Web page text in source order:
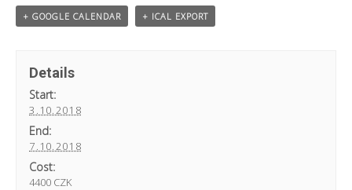
+ GOOGLE CALENDAR + ICAL EXPORT
Details
Start:
3.10.2018
End:
7.10.2018
Cost:
4400 CZK